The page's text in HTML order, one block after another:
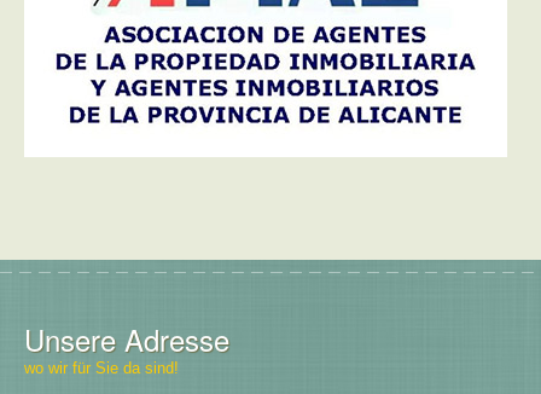
Unsere Adresse
wo wir für Sie da sind!